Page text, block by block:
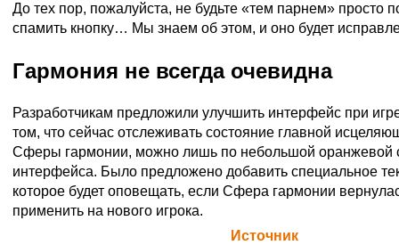
До тех пор, пожалуйста, не будьте «тем парнем» просто
спамить кнопку… Мы знаем об этом, и оно будет
Гармония не всегда очевидна
Разработчикам предложили улучшить интерфейс при
том, что сейчас отслеживать состояние главной
Сферы гармонии, можно лишь по небольшой оранжевой
интерфейса. Было предложено добавить специальное
которое будет оповещать, если Сфера гармонии
применить на нового игрока.
Источник